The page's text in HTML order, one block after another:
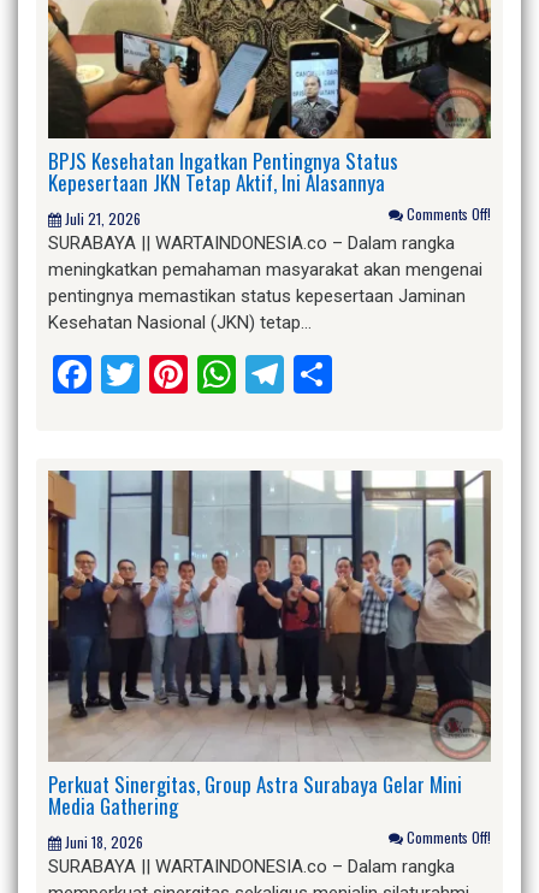
BPJS Kesehatan Ingatkan Pentingnya Status
Kepesertaan JKN Tetap Aktif, Ini Alasannya
Juli 21, 2026 Comments Off!
SURABAYA || WARTAINDONESIA.co – Dalam rangka
meningkatkan pemahaman masyarakat akan mengenai
pentingnya memastikan status kepesertaan Jaminan
Kesehatan Nasional (JKN) tetap…
Facebook
Twitter
Pinterest
WhatsApp
Telegram
Perkuat Sinergitas, Group Astra Surabaya Gelar Mini
Media Gathering
Juni 18, 2026 Comments Off!
SURABAYA || WARTAINDONESIA.co – Dalam rangka